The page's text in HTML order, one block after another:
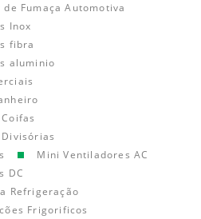
Fumaça Automotiva
Inox
fibra
aluminio
Mini Ventiladores AC
DC
Refrigeração
Frigorificos